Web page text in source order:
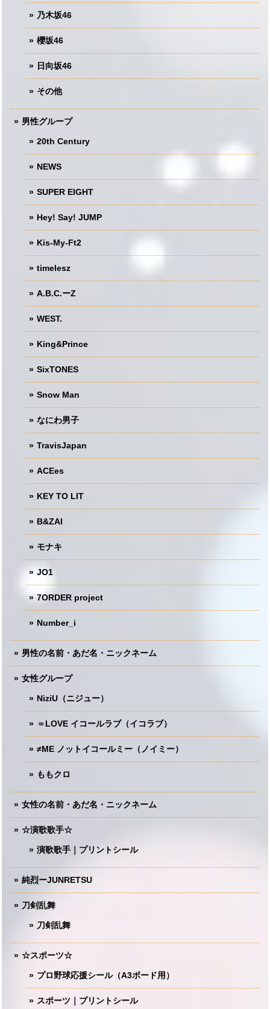
乃木坂46
櫻坂46
日向坂46
その他
男性グループ
20th Century
NEWS
SUPER EIGHT
Hey! Say! JUMP
Kis-My-Ft2
timelesz
A.B.C.ーZ
WEST.
King&Prince
SixTONES
Snow Man
なにわ男子
TravisJapan
ACEes
KEY TO LIT
B&ZAI
モナキ
JO1
7ORDER project
Number_i
男性の名前・あだ名・ニックネーム
女性グループ
NiziU（ニジュー）
＝LOVE イコールラブ（イコラブ）
≠ME ノットイコールミー（ノイミー）
ももクロ
女性の名前・あだ名・ニックネーム
☆演歌歌手☆
演歌歌手｜プリントシール
純烈ーJUNRETSU
刀剣乱舞
刀剣乱舞
☆スポーツ☆
プロ野球応援シール（A3ボード用）
スポーツ｜プリントシール